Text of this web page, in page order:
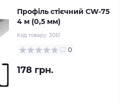
Профіль стієчний CW-75
4 м (0,5 мм)
Код товару: 3061
0
178 грн.